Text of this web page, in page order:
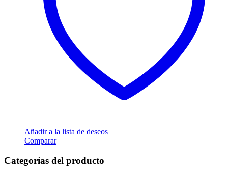
Añadir a la lista de deseos
Comparar
Categorías del producto